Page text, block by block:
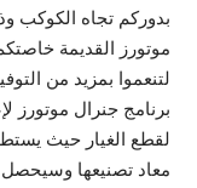
بدوركم تجاه الكوكب
موتورز القديمة
لتنعموا بمزيد من
برنامج جنرال موتورز
لقطع الغيار حيث
معاد تصنيعها